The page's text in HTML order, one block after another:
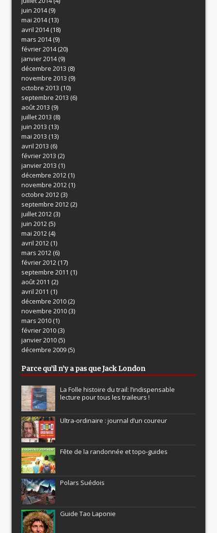
juin 2014(9)
mai 2014(13)
avril 2014(18)
mars 2014(9)
février 2014(20)
janvier 2014(9)
décembre 2013 (8)
novembre 2013 (9)
octobre 2013 (10)
septembre 2013 (6)
août 2013 (9)
juillet 2013 (8)
juin 2013 (13)
mai 2013 (13)
avril 2013 (6)
février 2013 (2)
janvier 2013 (1)
décembre 2012(1)
novembre 2012(1)
octobre 2012(3)
septembre 2012(2)
juillet 2012(3)
juin 2012(5)
mai 2012(4)
avril 2012(1)
mars 2012(6)
février 2012(17)
septembre 2011 (1)
août 2011 (2)
avril 2011 (1)
décembre 2010(2)
novembre 2010(3)
mars 2010(1)
février 2010(3)
janvier 2010(5)
décembre 2009(5)
Parce qu’il n’y a pas que Jack London
La Folle histoire du trail: l’indispensable
lecture pour tous les traileurs !
Ultra-ordinaire : journal d’un coureur
Fête de la randonnée et topo-guides
Polars Suédois
Guide Tao Laponie